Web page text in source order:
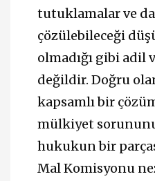
tutuklamalar ve
çözülebileceği
olmadığı gibi adil
değildir. Doğru
kapsamlı bir
mülkiyet
hukukun bir
Mal Komisyonu